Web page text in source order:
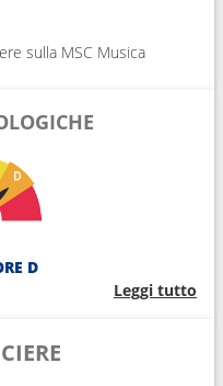
sulla MSC Musica
D
Leggi tutto